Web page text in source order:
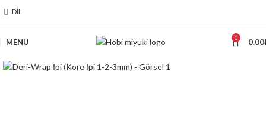
DIL
MENU 0 0.00